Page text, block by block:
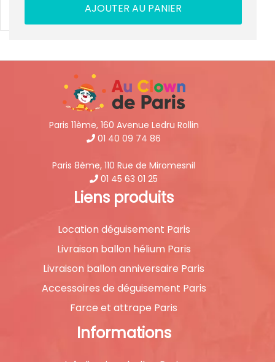
AJOUTER AU PANIER
Paris 11ème, 160 Avenue Ledru Rollin
01 40 09 74 86
Paris 8ème, 110 Rue de Miromesnil
01 45 63 01 25
Liens produits
Location déguisement Paris
Livraison ballon hélium Paris
Livraison ballon anniversaire Paris
Accessoires de déguisement Paris
Farce et attrape Paris
Informations